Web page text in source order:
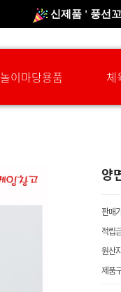
신규회원 HAPPY
놀이마당용품 체
양
판매
적립
원산
제품